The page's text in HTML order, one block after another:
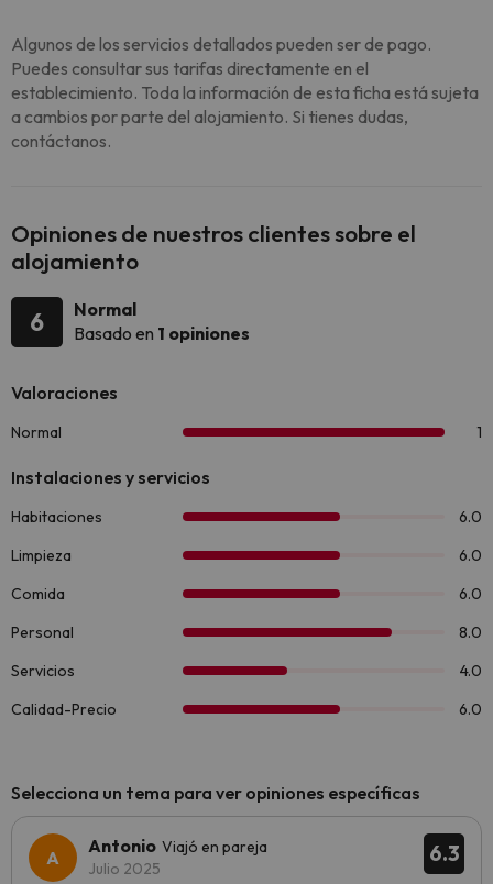
Algunos de los servicios detallados pueden ser de pago.
Puedes consultar sus tarifas directamente en el
establecimiento. Toda la información de esta ficha está sujeta
a cambios por parte del alojamiento. Si tienes dudas,
contáctanos.
Opiniones de nuestros clientes sobre el
alojamiento
6
Normal
Basado en 1 opiniones
Selecciona un tema para ver opiniones específicas
6.3
Antonio Viajó en pareja
Julio 2025